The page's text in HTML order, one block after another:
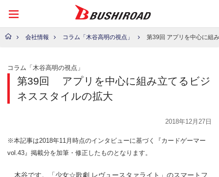
会社情報 コラム「木谷高明の視点」 第39回 アプリを中心に組み立てるビ
コラム「木谷高明の視点」
第39回
アプリを中心に組み立てるビジ
ネススタイルの拡大
2018年12月27日
※本記事は2018年11月時点のインタビューに基づく『カードゲーマー
vol.43』掲載分を加筆・修正したものとなります。
木谷です。「少女☆歌劇 レヴュースタァライト」のスマートフ